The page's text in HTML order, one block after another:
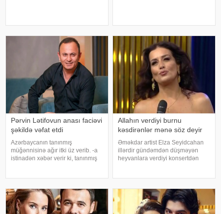
verib. Onun sözlərinə görə, atasını
adlı beynəlxalq fil
Pərvin Lətifovun anası faciəvi
şəkildə vəfat etdi
Azərbaycanın tanınmış
müğənnisinə ağır itki üz verib. -a
istinadən xəbər verir ki, tanınmış
məxsus bağ sahəsində çalışarkən
əlinə bata
Allahın verdiyi burnu
kəsdirənlər mənə söz deyir
Əməkdar artist Elza Seyidcahan
illərdir gündəmdən düşməyən
heyvanlara verdiyi konsertdən
E.Seyidcahan bildirib ki, həmin
layihəd